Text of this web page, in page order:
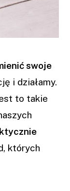
swoje
i działamy.
to takie
których